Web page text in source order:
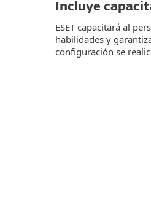
Incluye
ESET capacitará al
habilidades y
configuración se